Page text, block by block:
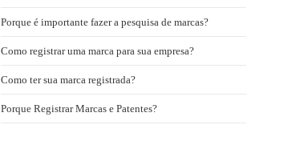
Porque é importante fazer a pesquisa de marcas?
Como registrar uma marca para sua empresa?
Como ter sua marca registrada?
Porque Registrar Marcas e Patentes?